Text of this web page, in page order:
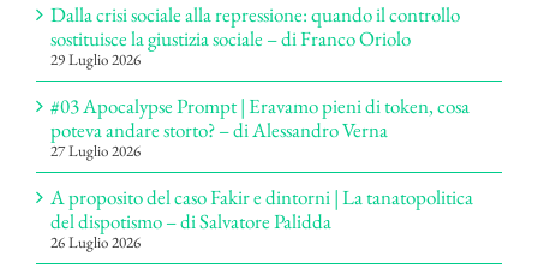
Dalla crisi sociale alla repressione: quando il controllo
sostituisce la giustizia sociale – di Franco Oriolo
29 Luglio 2026
#03 Apocalypse Prompt | Eravamo pieni di token, cosa
poteva andare storto? – di Alessandro Verna
27 Luglio 2026
A proposito del caso Fakir e dintorni | La tanatopolitica
del dispotismo – di Salvatore Palidda
26 Luglio 2026